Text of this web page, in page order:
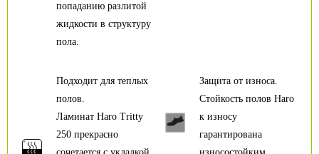
попаданию разлитой
жидкости в структуру
пола.
Подходит для теплых
полов.
Ламинат Haro Tritty
250 прекрасно
Защита от износа.
Стойкость полов Haro
к износу
гарантирована